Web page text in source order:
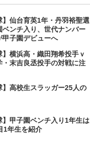
】仙台育英1年・丹羽裕聖選
ベンチ入り、世代ナンバー
甲子園デビューへ
】横浜高・織田翔希投手ｖ
・末吉良丞投手の対戦に注
】高校生スラッガー25人の
】甲子園ベンチ入り1年生は
1年生を紹介